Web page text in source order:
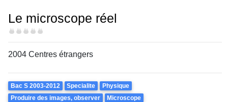
Le microscope réel
Difficulté
2004 Centres étrangers
Theme
Bac S 2003-2012 Specialite
Physique
Produire des images, observer
Microscope